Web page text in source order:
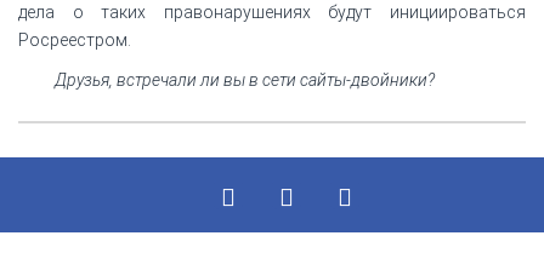
дела о таких правонарушениях будут инициироваться
Росреестром.
Друзья, встречали ли вы в сети сайты-двойники?